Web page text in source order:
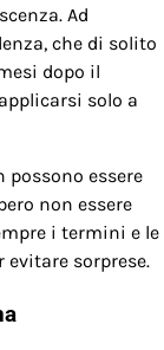
Ad
che di solito
dopo il
solo a
possono essere
non essere
i termini e le
sorprese.